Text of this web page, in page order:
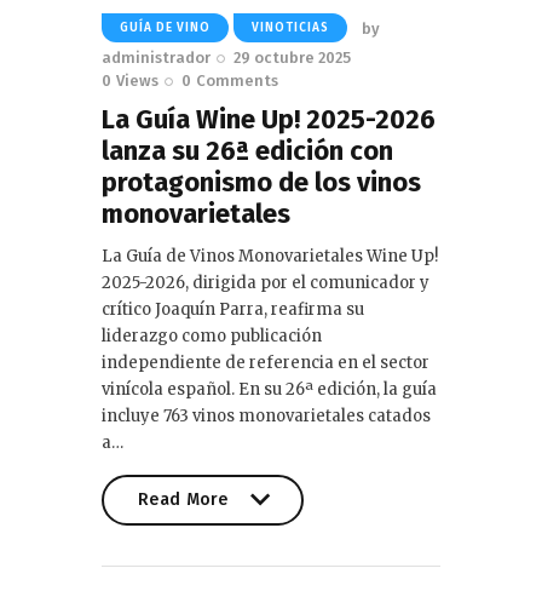
GUÍA DE VINO VINOTICIAS
by
administrador
29 octubre 2025
0 Views 0 Comments
La Guía Wine Up! 2025-2026
lanza su 26ª edición con
protagonismo de los vinos
monovarietales
La Guía de Vinos Monovarietales Wine Up!
2025-2026, dirigida por el comunicador y
crítico Joaquín Parra, reafirma su
liderazgo como publicación
independiente de referencia en el sector
vinícola español. En su 26ª edición, la guía
incluye 763 vinos monovarietales catados
a…
Read More